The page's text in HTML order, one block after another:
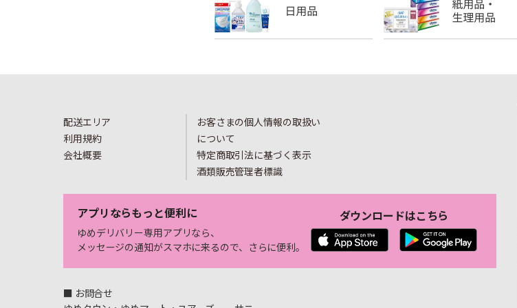
配送エリア
利用規約
会社概要
お客さまの個人情報の取扱い
について
特定商取引法に基づく表示
酒類販売管理者標識
アプリならもっと便利に
ゆめデリバリー専用アプリなら、
メッセージの通知がスマホに来るので、さらに便利。
ダウンロードはこちら
■ お問合せ